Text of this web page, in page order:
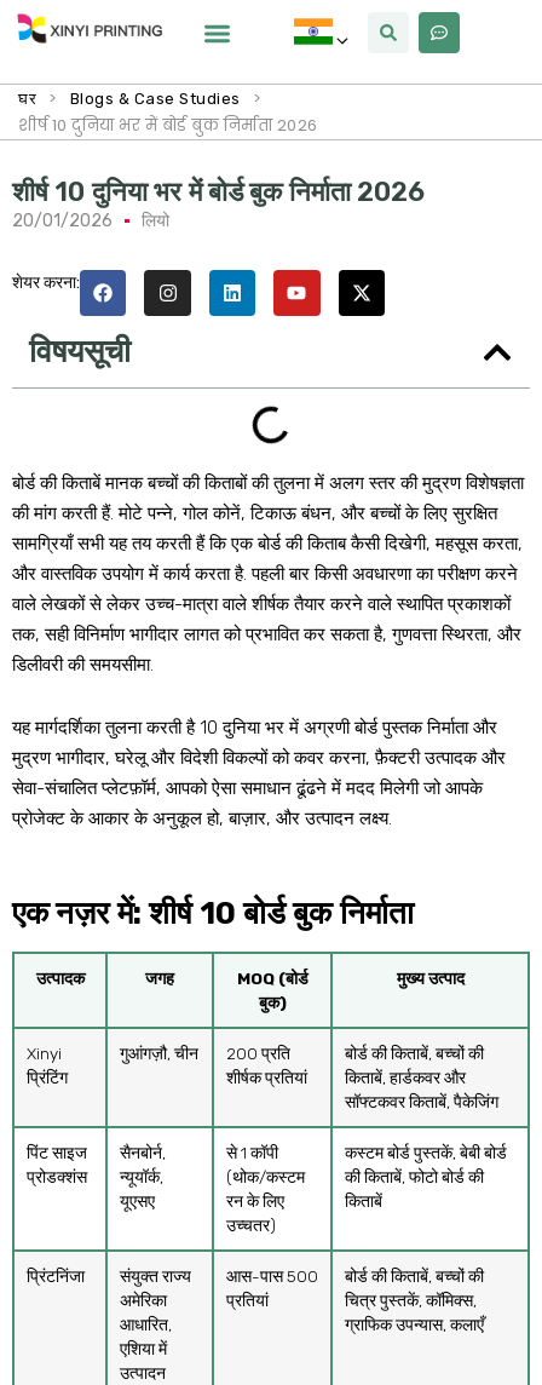
घर > Blogs & Case Studies
>
शीर्ष 10 दुनिया भर में बोर्ड बुक निर्माता 2026
शीर्ष 10 दुनिया भर में बोर्ड बुक निर्माता 2026
20/01/2026 लियो
शेयर करना:
विषयसूची
बोर्ड की किताबें मानक बच्चों की किताबों की तुलना में अलग स्तर की मुद्रण विशेषज्ञता
की मांग करती हैं. मोटे पन्ने, गोल कोनें, टिकाऊ बंधन, और बच्चों के लिए सुरक्षित
सामग्रियाँ सभी यह तय करती हैं कि एक बोर्ड की किताब कैसी दिखेगी, महसूस करता,
और वास्तविक उपयोग में कार्य करता है. पहली बार किसी अवधारणा का परीक्षण करने
वाले लेखकों से लेकर उच्च-मात्रा वाले शीर्षक तैयार करने वाले स्थापित प्रकाशकों
तक, सही विनिर्माण भागीदार लागत को प्रभावित कर सकता है, गुणवत्ता स्थिरता, और
डिलीवरी की समयसीमा.
यह मार्गदर्शिका तुलना करती है 10 दुनिया भर में अग्रणी बोर्ड पुस्तक निर्माता और
मुद्रण भागीदार, घरेलू और विदेशी विकल्पों को कवर करना, फ़ैक्टरी उत्पादक और
सेवा-संचालित प्लेटफ़ॉर्म, आपको ऐसा समाधान ढूंढने में मदद मिलेगी जो आपके
प्रोजेक्ट के आकार के अनुकूल हो, बाज़ार, और उत्पादन लक्ष्य.
एक नज़र में: शीर्ष 10 बोर्ड बुक निर्माता
उत्पादक जगह
MOQ (बोर्ड
बुक)
मुख्य उत्पाद
Xinyi
प्रिंटिंग
गुआंगज़ौ, चीन
200 प्रति
शीर्षक प्रतियां
बोर्ड की किताबें, बच्चों की
किताबें, हार्डकवर और
सॉफ्टकवर किताबें, पैकेजिंग
पिंट साइज
प्रोडक्शंस
सैनबोर्न,
न्यूयॉर्क,
यूएसए
से 1 कॉपी
(थोक/कस्टम
रन के लिए
उच्चतर)
कस्टम बोर्ड पुस्तकें, बेबी बोर्ड
की किताबें, फोटो बोर्ड की
किताबें
प्रिंटनिंजा
संयुक्त राज्य
अमेरिका
आधारित,
एशिया में
उत्पादन
आस-पास 500
प्रतियां
बोर्ड की किताबें, बच्चों की
चित्र पुस्तकें, कॉमिक्स,
ग्राफिक उपन्यास, कलाएँ